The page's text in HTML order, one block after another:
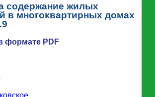
содержание жилых
в многоквартирных домах
формате PDF